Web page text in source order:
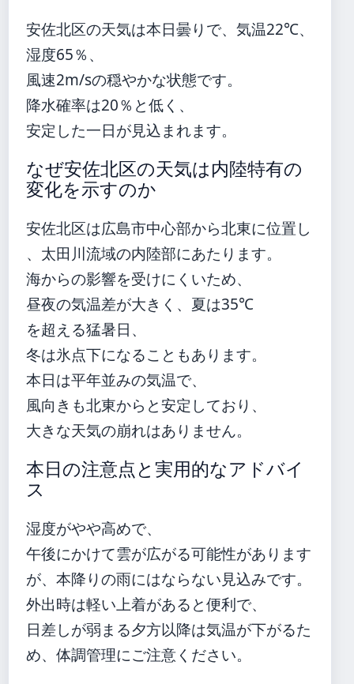
安佐北区の天気は本日曇りで、気温22℃、
湿度65％、
風速2m/sの穏やかな状態です。
降水確率は20％と低く、
安定した一日が見込まれます。
なぜ安佐北区の天気は内陸特有の
変化を示すのか
安佐北区は広島市中心部から北東に位置し
、太田川流域の内陸部にあたります。
海からの影響を受けにくいため、
昼夜の気温差が大きく、夏は35℃
を超える猛暑日、
冬は氷点下になることもあります。
本日は平年並みの気温で、
風向きも北東からと安定しており、
大きな天気の崩れはありません。
本日の注意点と実用的なアドバイ
ス
湿度がやや高めで、
午後にかけて雲が広がる可能性があります
が、本降りの雨にはならない見込みです。
外出時は軽い上着があると便利で、
日差しが弱まる夕方以降は気温が下がるた
め、体調管理にご注意ください。